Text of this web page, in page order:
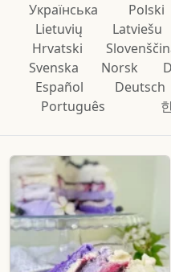
Українська Polski
Lietuvių
Latviešu
Hrvatski
Svenska
Norsk
Español
Deutsch
Português